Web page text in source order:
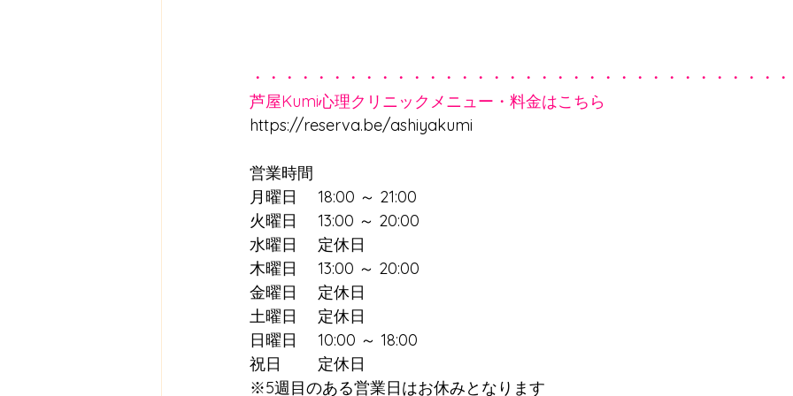
・・・・・・・・・・・・・・・・・・・・・・・・・・・・・・・・・
芦屋Kumi心理クリニックメニュー・料金はこちら
https://reserva.be/ashiyakumi
営業時間
月曜日　 18:00 ～ 21:00
火曜日　 13:00 ～ 20:00
水曜日　 定休日
木曜日　 13:00 ～ 20:00
金曜日　 定休日
土曜日　 定休日
日曜日　 10:00 ～ 18:00
祝日　　 定休日
※5週目のある営業日はお休みとなります